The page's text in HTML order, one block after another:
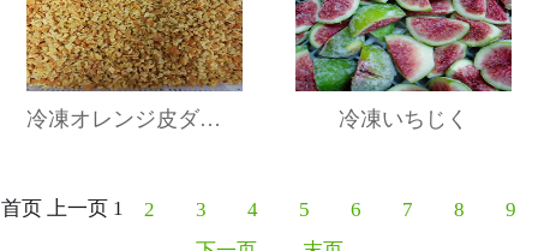
冷凍オレンジ皮ダイス 冷凍いちじく
首页 上一页 1 2 3 4 5 6 7 8
9